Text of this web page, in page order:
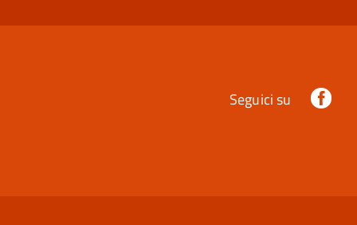
Seguici su